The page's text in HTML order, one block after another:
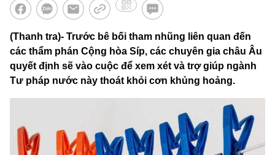
(Thanh tra)- Trước bê bối tham nhũng liên quan đến
các thẩm phán Cộng hòa Síp, các chuyên gia châu Âu
quyết định sẽ vào cuộc để xem xét và trợ giúp ngành
Tư pháp nước này thoát khỏi cơn khủng hoảng.